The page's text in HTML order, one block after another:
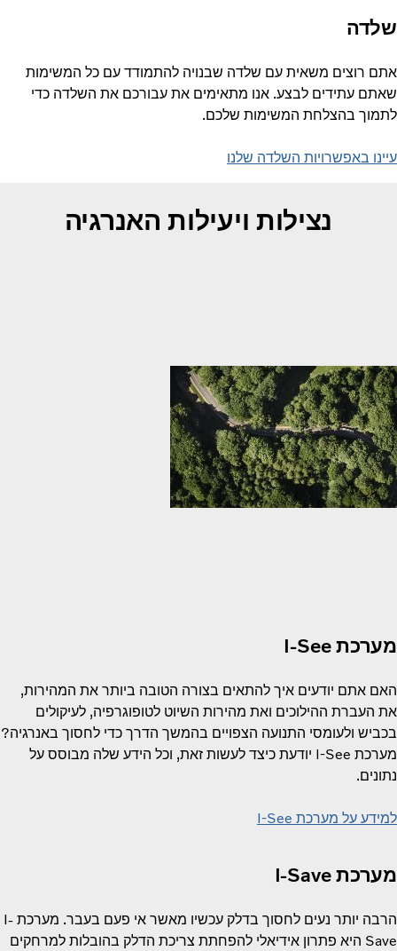
שלדה
‏‎‎‏אתם רוצים משאית עם שלדה שבנויה להתמודד עם כל המשימות
שאתם עתידים לבצע. אנו מתאימים את עבורכם את השלדה כדי
לתמוך בהצלחת המשימות שלכם.
עיינו באפשרויות השלדה שלנו
נצילות ויעילות האנרגיה
מערכת I-See
האם אתם יודעים איך להתאים בצורה הטובה ביותר את המהירות,
את העברת ההילוכים ואת מהירות השיוט לטופוגרפיה, לעיקולים
בכביש ולעומסי התנועה הצפויים בהמשך הדרך כדי לחסוך באנרגיה?
מערכת I-See יודעת כיצד לעשות זאת, וכל הידע שלה מבוסס על
נתונים.
למידע על מערכת I-See
מערכת I-Save
הרבה יותר נעים לחסוך בדלק עכשיו מאשר אי פעם בעבר. מערכת I-
Save היא פתרון אידיאלי להפחתת צריכת הדלק בהובלות למרחקים